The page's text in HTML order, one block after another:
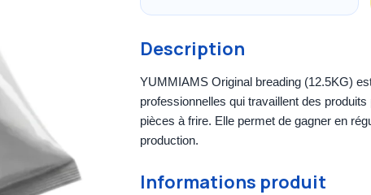
Description
YUMMIAMS Original breading (12.5KG)
professionnelles qui travaillent des
pièces à frire. Elle permet de gagner en
production.
Informations produit